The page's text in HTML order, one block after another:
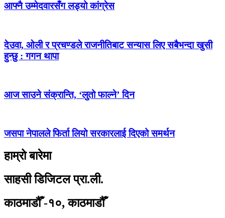
आफ्नै उम्मेदवारसँग लड्यो कांग्रेस
देउवा, ओली र प्रचण्डले राजनीतिबाट सन्यास लिए सबैभन्दा खुसी
हुन्छु : गगन थापा
आज साउने संक्रान्ति, ‘लुतो फाल्ने’ दिन
जसपा नेपालले फिर्ता लियो सरकारलाई दिएको समर्थन
हाम्रो बारेमा
साहसी डिजिटल प्रा.ली.
काठमाडौँ -१०, काठमाडौँ